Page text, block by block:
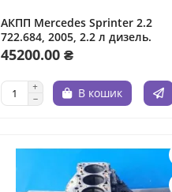
АКПП Mercedes Sprinter 2.2
722.684, 2005, 2.2 л дизель.
45200.00 ₴
В кошик